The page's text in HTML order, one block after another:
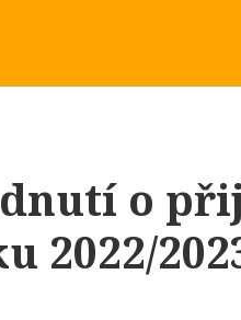
o
2022/